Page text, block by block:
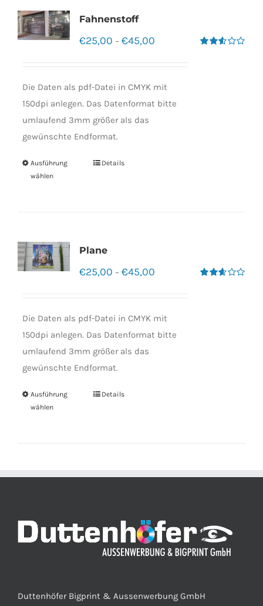
Fahnenstoff
€25,00 – €45,00
Die Daten als pdf-Datei in CMYK mit
150dpi anlegen. Das Datenformat bitte
umlaufend 3mm größer als das
gewünschte Endformat.
Ausführung
wählen
Details
Plane
€25,00 – €45,00
Die Daten als pdf-Datei in CMYK mit
150dpi anlegen. Das Datenformat bitte
umlaufend 3mm größer als das
gewünschte Endformat.
Ausführung
wählen
Details
Duttenhöfer Bigprint & Aussenwerbung GmbH